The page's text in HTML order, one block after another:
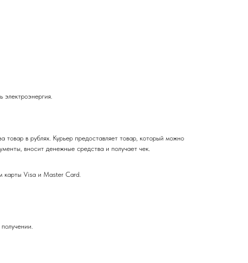
в рублях. Курьер предоставляет товар, который можно
вносит денежные средства и получает чек.
Visa и Master Card.